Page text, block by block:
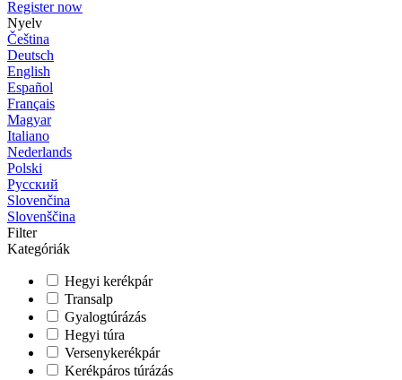
Register now
Nyelv
Čeština
Deutsch
English
Español
Français
Magyar
Italiano
Nederlands
Polski
Русский
Slovenčina
Slovenščina
Filter
Kategóriák
Hegyi kerékpár
Transalp
Gyalogtúrázás
Hegyi túra
Versenykerékpár
Kerékpáros túrázás